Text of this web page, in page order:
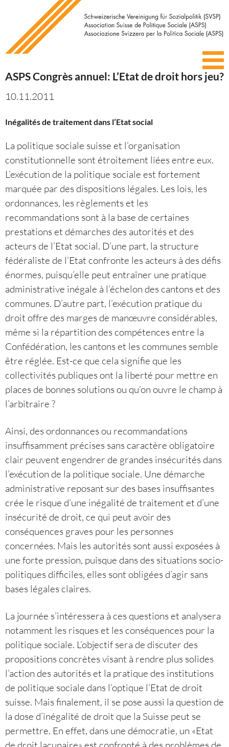
ASPS Congrès annuel: L’Etat de droit hors jeu?
10.11.2011
Inégalités de traitement dans l’Etat social
La politique sociale suisse et l’organisation
constitutionnelle sont étroitement liées entre eux.
L’exécution de la politique sociale est fortement
marquée par des dispositions légales. Les lois, les
ordonnances, les règlements et les
recommandations sont à la base de certaines
prestations et démarches des autorités et des
acteurs de l’Etat social. D’une part, la structure
fédéraliste de l’Etat confronte les acteurs à des défis
énormes, puisqu’elle peut entraîner une pratique
administrative inégale à l’échelon des cantons et des
communes. D’autre part, l’exécution pratique du
droit offre des marges de manœuvre considérables,
même si la répartition des compétences entre la
Confédération, les cantons et les communes semble
être réglée. Est-ce que cela signifie que les
collectivités publiques ont la liberté pour mettre en
places de bonnes solutions ou qu’on ouvre le champ à
l’arbitraire ?
Ainsi, des ordonnances ou recommandations
insuffisamment précises sans caractère obligatoire
clair peuvent engendrer de grandes insécurités dans
l’exécution de la politique sociale. Une démarche
administrative reposant sur des bases insuffisantes
crée le risque d’une inégalité de traitement et d’une
insécurité de droit, ce qui peut avoir des
conséquences graves pour les personnes
concernées. Mais les autorités sont aussi exposées à
une forte pression, puisque dans des situations socio-
politiques difficiles, elles sont obligées d’agir sans
bases légales claires.
La journée s’intéressera à ces questions et analysera
notamment les risques et les conséquences pour la
politique sociale. L’objectif sera de discuter des
propositions concrètes visant à rendre plus solides
l’action des autorités et la pratique des institutions
de politique sociale dans l’optique l’Etat de droit
suisse. Mais finalement, il se pose aussi la question de
la dose d’inégalité de droit que la Suisse peut se
permettre. En effet, dans une démocratie, un «Etat